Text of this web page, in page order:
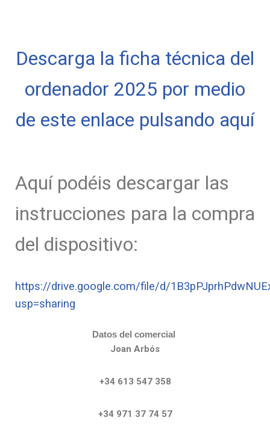
Descarga la ficha técnica del
ordenador 2025 por medio
de este enlace pulsando aquí
Aquí podéis descargar las
instrucciones para la compra
del dispositivo:
https://drive.google.com/file/d/
usp=sharing
Datos del comercial
Joan Arbós
+34 613 547 358
+34 971 37 74 57